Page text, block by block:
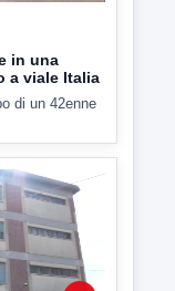
in una
a viale Italia
di un 42enne